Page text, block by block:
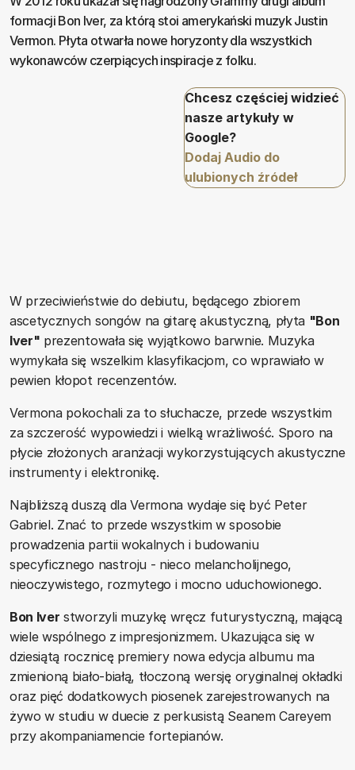
formacji Bon Iver, za którą stoi amerykański muzyk Justin
Vermon. Płyta otwarła nowe horyzonty dla wszystkich
wykonawców czerpiących inspiracje z folku.
Chcesz częściej widzieć
nasze artykuły w
Google?
Dodaj Audio do
ulubionych źródeł
W przeciwieństwie do debiutu, będącego zbiorem
ascetycznych songów na gitarę akustyczną, płyta "Bon
Iver" prezentowała się wyjątkowo barwnie. Muzyka
wymykała się wszelkim klasyfikacjom, co wprawiało w
pewien kłopot recenzentów.
Vermona pokochali za to słuchacze, przede wszystkim
za szczerość wypowiedzi i wielką wrażliwość. Sporo na
płycie złożonych aranżacji wykorzystujących akustyczne
instrumenty i elektronikę.
Najbliższą duszą dla Vermona wydaje się być Peter
Gabriel. Znać to przede wszystkim w sposobie
prowadzenia partii wokalnych i budowaniu
specyficznego nastroju - nieco melancholijnego,
nieoczywistego, rozmytego i mocno uduchowionego.
Bon Iver stworzyli muzykę wręcz futurystyczną, mającą
wiele wspólnego z impresjonizmem. Ukazująca się w
dziesiątą rocznicę premiery nowa edycja albumu ma
zmienioną biało-białą, tłoczoną wersję oryginalnej okładki
oraz pięć dodatkowych piosenek zarejestrowanych na
żywo w studiu w duecie z perkusistą Seanem Careyem
przy akompaniamencie fortepianów.